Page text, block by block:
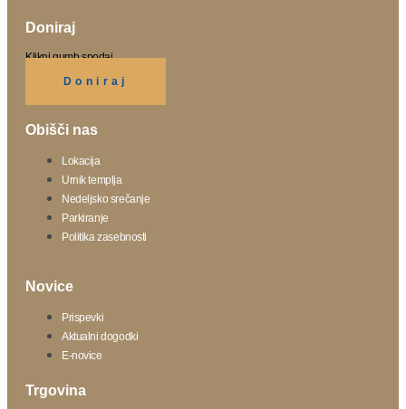
Doniraj
Klikni gumb spodaj.
Doniraj
Obišči nas
Lokacija
Urnik templja
Nedeljsko srečanje
Parkiranje
Politika zasebnosti
Novice
Prispevki
Aktualni dogodki
E-novice
Trgovina